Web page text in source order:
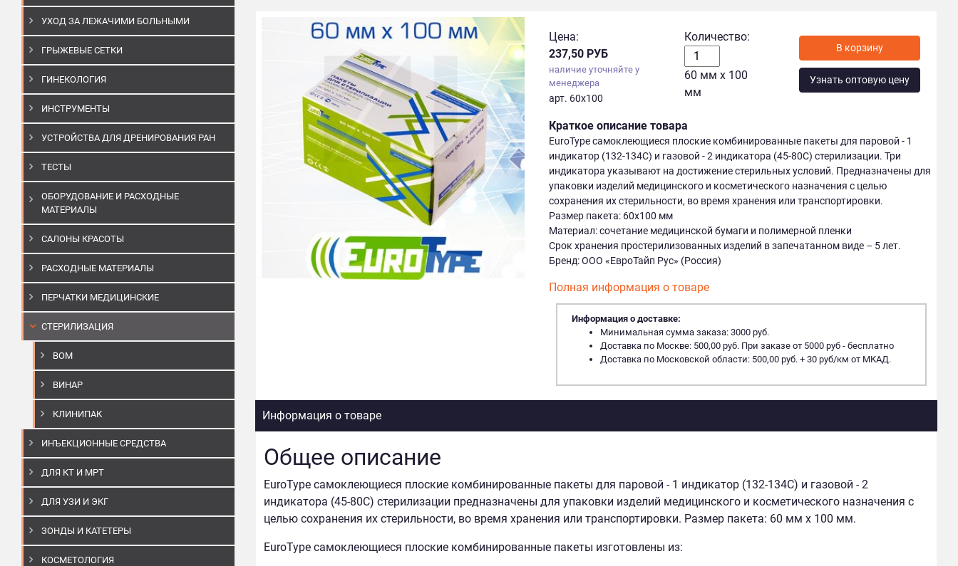
УХОД ЗА ЛЕЖАЧИМИ БОЛЬНЫМИ
ГРЫЖЕВЫЕ СЕТКИ
ГИНЕКОЛОГИЯ
ИНСТРУМЕНТЫ
УСТРОЙСТВА ДЛЯ ДРЕНИРОВАНИЯ РАН
ТЕСТЫ
ОБОРУДОВАНИЕ И РАСХОДНЫЕ
МАТЕРИАЛЫ
САЛОНЫ КРАСОТЫ
РАСХОДНЫЕ МАТЕРИАЛЫ
ПЕРЧАТКИ МЕДИЦИНСКИЕ
СТЕРИЛИЗАЦИЯ
BOM
ВИНАР
КЛИНИПАК
ИНЪЕКЦИОННЫЕ СРЕДСТВА
ДЛЯ КТ И МРТ
ДЛЯ УЗИ И ЭКГ
ЗОНДЫ И КАТЕТЕРЫ
КОСМЕТОЛОГИЯ
Цена:
237,50 РУБ
наличие уточняйте у
менеджера
арт. 60х100
Количество:
60 мм х 100
мм
Узнать оптовую цену
Краткое описание товара
EuroType самоклеющиеся плоские комбинированные пакеты для паровой - 1
индикатор (132-134С) и газовой - 2 индикатора (45-80С) стерилизации. Три
индикатора указывают на достижение стерильных условий. Предназначены для
упаковки изделий медицинского и косметического назначения с целью
сохранения их стерильности, во время хранения или транспортировки.
Размер пакета: 60х100 мм
Материал: сочетание медицинской бумаги и полимерной пленки
Срок хранения простерилизованных изделий в запечатанном виде – 5 лет.
Бренд: ООО «ЕвроТайп Рус» (Россия)
Полная информация о товаре
Информация о доставке:
Минимальная сумма заказа: 3000 руб.
Доставка по Москве: 500,00 руб. При заказе от 5000 руб - бесплатно
Доставка по Московской области: 500,00 руб. + 30 руб/км от МКАД.
Информация о товаре
Общее описание
EuroType самоклеющиеся плоские комбинированные пакеты для паровой - 1 индикатор (132-134С) и газовой - 2
индикатора (45-80С) стерилизации предназначены для упаковки изделий медицинского и косметического назначения с
целью сохранения их стерильности, во время хранения или транспортировки. Размер пакета: 60 мм х 100 мм.
EuroType самоклеющиеся плоские комбинированные пакеты изготовлены из: